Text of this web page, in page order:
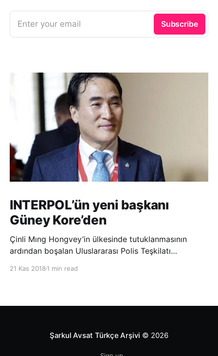
Enter your email Subscribe
INTERPOL’ün yeni başkanı
Güney Kore’den
Çinli Mıng Hongvey’in ülkesinde tutuklanmasının
ardından boşalan Uluslararası Polis Teşkilatı
21 Kas 2018 1 min read
Şarkul Avsat Türkçe Arşivi © 2026